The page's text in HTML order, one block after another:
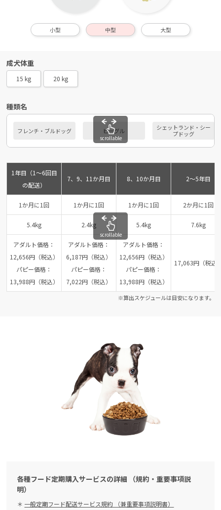
小型 中型 大型
成犬体重
15 kg 20 kg
種類名
フレンチ・ブルドッグ ビーグル
シェットランド・シー
プドッグ
scrollable
1年目（1～6回目
の配送）
7、9、11か月目 8、10か月目 2～5年目
1か月に1回 1か月に1回 1か月に1回 2か月に1回
5.4kg 2.4kg 5.4kg 7.6kg
アダルト価格：
12,656円（税込）
パピー価格：
13,988円（税込）
アダルト価格：
6,187円（税込）
パピー価格：
7,022円（税込）
アダルト価格：
12,656円（税込）
パピー価格：
13,988円（税込）
17,063円（税込
scrollable
※算出スケジュールは目安になります。
各種フード定期購入サービスの詳細 （規約・重要事項説
明）
一般定期フード配送サービス規約 （兼重要事項説明書）